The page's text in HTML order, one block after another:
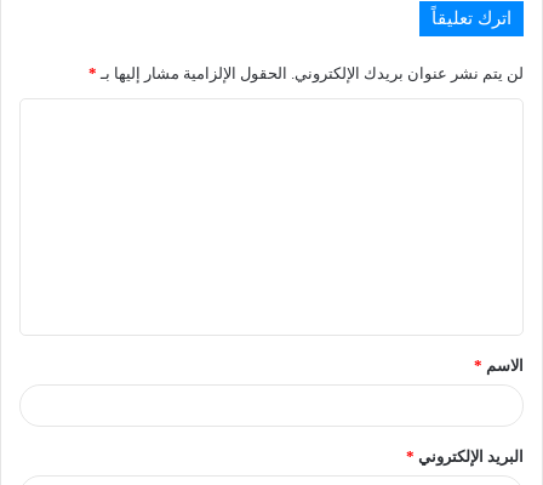
اترك تعليقاً
لن يتم نشر عنوان بريدك الإلكتروني. الحقول الإلزامية مشار إليها بـ *
الاسم *
البريد الإلكتروني *